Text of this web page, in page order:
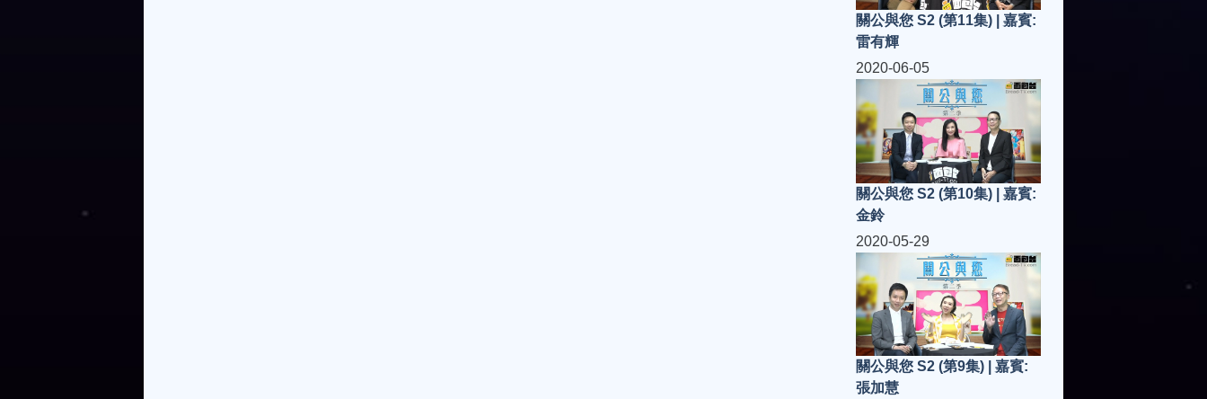
關公與您 S2 (第11集) | 嘉賓:
雷有輝
2020-06-05
關公與您 S2 (第10集) | 嘉賓:
金鈴
2020-05-29
關公與您 S2 (第9集) | 嘉賓:
張加慧